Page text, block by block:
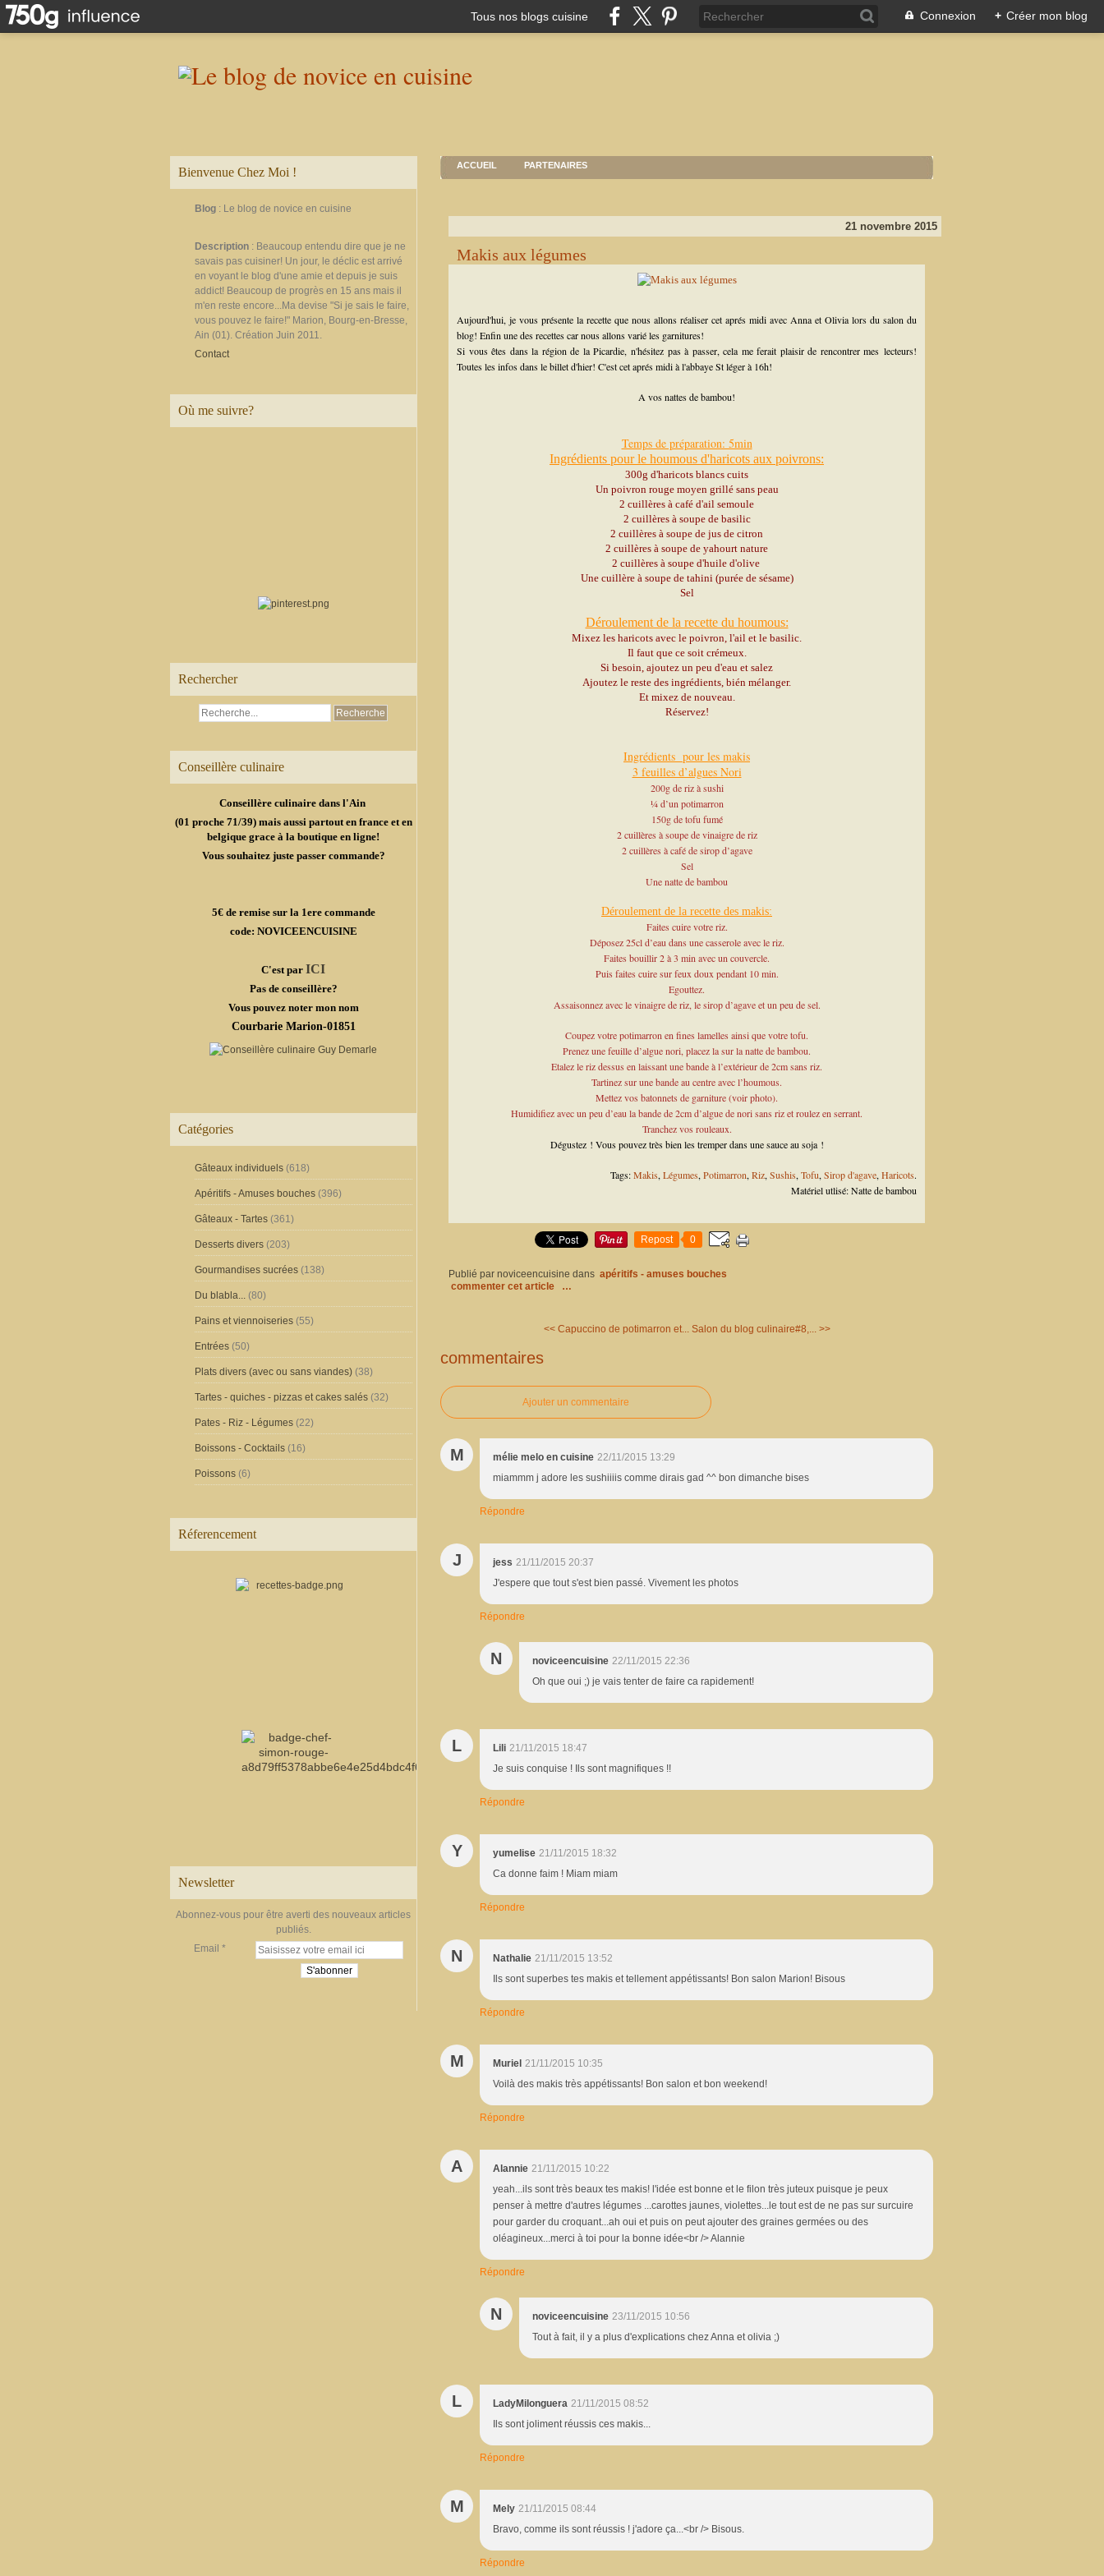
Tous nos blogs cuisine Connexion + Créer mon blog
Bienvenue Chez Moi !
Blog : Le blog de novice en cuisine
Description : Beaucoup entendu dire que je ne
savais pas cuisiner! Un jour, le déclic est arrivé
en voyant le blog d'une amie et depuis je suis
addict! Beaucoup de progrès en 15 ans mais il
m'en reste encore...Ma devise "Si je sais le faire,
vous pouvez le faire!" Marion, Bourg-en-Bresse,
Ain (01). Création Juin 2011.
Contact
Où me suivre?
Rechercher
Conseillère culinaire
Conseillère culinaire dans l'Ain
(01 proche 71/39) mais aussi partout en france et en
belgique grace à la boutique en ligne!
Vous souhaitez juste passer commande?
5€ de remise sur la 1ere commande
code: NOVICEENCUISINE
C'est par ICI
Pas de conseillère?
Vous pouvez noter mon nom
Courbarie Marion-01851
Catégories
Gâteaux individuels (618)
Apéritifs - Amuses bouches (396)
Gâteaux - Tartes (361)
Desserts divers (203)
Gourmandises sucrées (138)
Du blabla... (80)
Pains et viennoiseries (55)
Entrées (50)
Plats divers (avec ou sans viandes) (38)
Tartes - quiches - pizzas et cakes salés (32)
Pates - Riz - Légumes (22)
Boissons - Cocktails (16)
Poissons (6)
Réferencement
Newsletter
Abonnez-vous pour être averti des nouveaux articles
publiés.
Email
ACCUEIL PARTENAIRES
21 novembre 2015
Makis aux légumes
Aujourd'hui, je vous présente la recette que nous allons réaliser cet aprés midi avec Anna et Olivia lors du salon du
blog! Enfin une des recettes car nous allons varié les garnitures!
Si vous êtes dans la région de la Picardie, n'hésitez pas à passer, cela me ferait plaisir de rencontrer mes lecteurs!
Toutes les infos dans le billet d'hier! C'est cet aprés midi à l'abbaye St léger à 16h!
A vos nattes de bambou!
Temps de préparation: 5min
Ingrédients pour le houmous d'haricots aux poivrons:
300g d'haricots blancs cuits
Un poivron rouge moyen grillé sans peau
2 cuillères à café d'ail semoule
2 cuillères à soupe de basilic
2 cuillères à soupe de jus de citron
2 cuillères à soupe de yahourt nature
2 cuillères à soupe d'huile d'olive
Une cuillère à soupe de tahini (purée de sésame)
Sel
Déroulement de la recette du houmous:
Mixez les haricots avec le poivron, l'ail et le basilic.
Il faut que ce soit crémeux.
Si besoin, ajoutez un peu d'eau et salez
Ajoutez le reste des ingrédients, bién mélanger.
Et mixez de nouveau.
Réservez!
Ingrédients pour les makis
3 feuilles d’algues Nori
200g de riz à sushi
¼ d’un potimarron
150g de tofu fumé
2 cuillères à soupe de vinaigre de riz
2 cuillères à café de sirop d’agave
Sel
Une natte de bambou
Déroulement de la recette des makis:
Faites cuire votre riz.
Déposez 25cl d’eau dans une casserole avec le riz.
Faites bouillir 2 à 3 min avec un couvercle.
Puis faites cuire sur feux doux pendant 10 min.
Egouttez.
Assaisonnez avec le vinaigre de riz, le sirop d’agave et un peu de sel.
Coupez votre potimarron en fines lamelles ainsi que votre tofu.
Prenez une feuille d’algue nori, placez la sur la natte de bambou.
Etalez le riz dessus en laissant une bande à l’extérieur de 2cm sans riz.
Tartinez sur une bande au centre avec l’houmous.
Mettez vos batonnets de garniture (voir photo).
Humidifiez avec un peu d’eau la bande de 2cm d’algue de nori sans riz et roulez en serrant.
Tranchez vos rouleaux.
Dégustez ! Vous pouvez très bien les tremper dans une sauce au soja !
Tags:Makis, Légumes, Potimarron, Riz, Sushis, Tofu, Sirop d'agave, Haricots.
Matériel utlisé: Natte de bambou
Repost 0
Publié par noviceencuisine dans apéritifs - amuses bouches
commenter cet article
…
<< Capuccino de potimarron et... Salon du blog culinaire#8,... >>
commentaires
Ajouter un commentaire
M mélie melo en cuisine 22/11/2015 13:29
miammm j adore les sushiiiis comme dirais gad ^^ bon dimanche bises
Répondre
J jess 21/11/2015 20:37
J'espere que tout s'est bien passé. Vivement les photos
Répondre
N noviceencuisine 22/11/2015 22:36
Oh que oui ;) je vais tenter de faire ca rapidement!
L Lili 21/11/2015 18:47
Je suis conquise ! Ils sont magnifiques !!
Répondre
Y yumelise 21/11/2015 18:32
Ca donne faim ! Miam miam
Répondre
N Nathalie 21/11/2015 13:52
Ils sont superbes tes makis et tellement appétissants! Bon salon Marion! Bisous
Répondre
M Muriel 21/11/2015 10:35
Voilà des makis très appétissants! Bon salon et bon weekend!
Répondre
A Alannie 21/11/2015 10:22
yeah...ils sont très beaux tes makis! l'idée est bonne et le filon très juteux puisque je peux
penser à mettre d'autres légumes ...carottes jaunes, violettes...le tout est de ne pas sur surcuire
pour garder du croquant...ah oui et puis on peut ajouter des graines germées ou des
oléagineux...merci à toi pour la bonne idée<br /> Alannie
Répondre
N noviceencuisine 23/11/2015 10:56
Tout à fait, il y a plus d'explications chez Anna et olivia ;)
L LadyMilonguera 21/11/2015 08:52
Ils sont joliment réussis ces makis...
Répondre
M Mely 21/11/2015 08:44
Bravo, comme ils sont réussis ! j'adore ça...<br /> Bisous.
Répondre